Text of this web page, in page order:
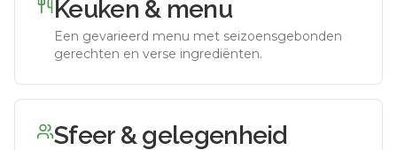
Keuken & menu
Een gevarieerd menu met seizoensgebonden
gerechten en verse ingrediënten.
Sfeer & gelegenheid